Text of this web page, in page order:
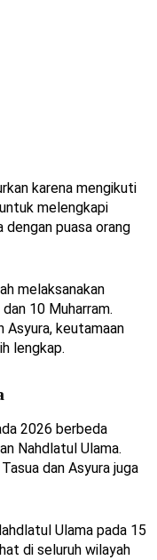
karena mengikuti
melengkapi
dengan puasa orang
melaksanakan
10 Muharram.
Asyura, keutamaan
lengkap.
2026 berbeda
Nahdlatul Ulama.
dan Asyura juga
Ulama pada 15
di seluruh wilayah